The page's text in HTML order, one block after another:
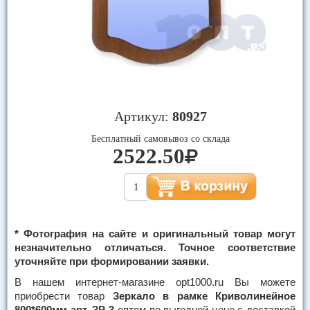
Артикул: 80927
Бесплатный самовывоз со склада
2522.50
* Фотография на сайте и оригинальный товар могут
незначительно отличаться. Точное соответствие
уточняйте при формировании заявки.
В нашем интернет-магазине opt1000.ru Вы можете
приобрести товар Зеркало в рамке Криволинейное